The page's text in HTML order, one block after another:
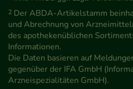
zu gestalten. Bitte beachten
teilweise an Dritte wie z.B.
Medien übertragen werden.
2 Der ABDA-Artikelstamm
und Abrechnung von
des apothekenüblichen
Informationen.
Die Daten basieren auf
gegenüber der IFA GmbH
Arzneispezialitäten GmbH).